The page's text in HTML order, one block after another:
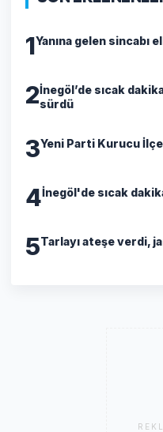
1Yanına gelen sincabı
2İnegöl’de sıcak
sürdü
3Yeni Parti Kurucu
4İnegöl'de sıcak
5Tarlayı ateşe verdi,